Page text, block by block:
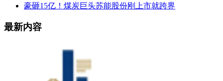
豪砸15亿！煤炭巨头苏能股份刚上市就跨界
最新内容